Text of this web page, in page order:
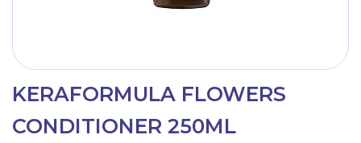
KERAFORMULA FLOWERS
CONDITIONER 250ML